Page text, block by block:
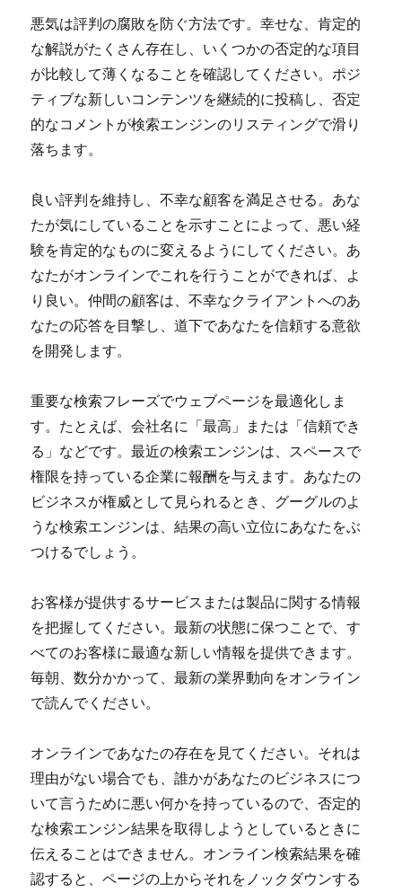
悪気は評判の腐敗を防ぐ方法です。幸せな、肯定的
な解説がたくさん存在し、いくつかの否定的な項目
が比較して薄くなることを確認してください。ポジ
ティブな新しいコンテンツを継続的に投稿し、否定
的なコメントが検索エンジンのリスティングで滑り
落ちます。
良い評判を維持し、不幸な顧客を満足させる。あな
たが気にしていることを示すことによって、悪い経
験を肯定的なものに変えるようにしてください。あ
なたがオンラインでこれを行うことができれば、よ
り良い。仲間の顧客は、不幸なクライアントへのあ
なたの応答を目撃し、道下であなたを信頼する意欲
を開発します。
重要な検索フレーズでウェブページを最適化しま
す。たとえば、会社名に「最高」または「信頼でき
る」などです。最近の検索エンジンは、スペースで
権限を持っている企業に報酬を与えます。あなたの
ビジネスが権威として見られるとき、グーグルのよ
うな検索エンジンは、結果の高い立位にあなたをぶ
つけるでしょう。
お客様が提供するサービスまたは製品に関する情報
を把握してください。最新の状態に保つことで、す
べてのお客様に最適な新しい情報を提供できます。
毎朝、数分かかって、最新の業界動向をオンライン
で読んでください。
オンラインであなたの存在を見てください。それは
理由がない場合でも、誰かがあなたのビジネスにつ
いて言うために悪い何かを持っているので、否定的
な検索エンジン結果を取得しようとしているときに
伝えることはできません。オンライン検索結果を確
認すると、ページの上からそれをノックダウンする